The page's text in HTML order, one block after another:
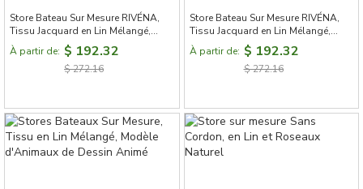
Store Bateau Sur Mesure RIVÉNA,
Tissu Jacquard en Lin Mélangé,
Motif à Rayures Verticales Style
Bord de Mer
À partir de: $ 192.32
$ 272.16
Store Bateau Sur Mesure RIVÉNA,
Tissu Jacquard en Lin Mélangé,
Motif à Rayures Verticales Style
Bord de Mer
À partir de: $ 192.32
$ 272.16